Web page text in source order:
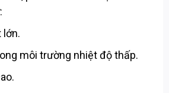
lớn.
môi trường nhiệt độ thấp.